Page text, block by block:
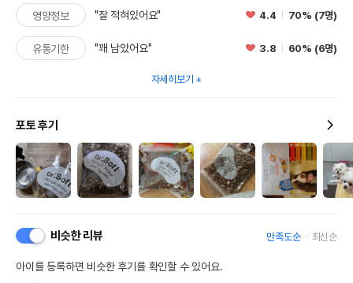
영양정보 "잘 적혀있어요" 4.4 70% (7명)
유통기한 "꽤 남았어요" 3.8 60% (6명)
자세히보기
포토 후기
비슷한 리뷰 만족도순 최신순
아이를 등록하면 비슷한 후기를 확인할 수 있어요.